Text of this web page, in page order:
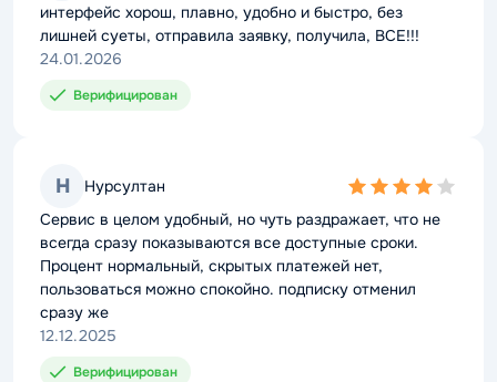
rating
интерфейс хорош, плавно, удобно и быстро, без
лишней суеты, отправила заявку, получила, ВСЕ!!!
24.01.2026
Верифицирован
Н Нурсултан
4,0
rating
Сервис в целом удобный, но чуть раздражает, что не
всегда сразу показываются все доступные сроки.
Процент нормальный, скрытых платежей нет,
пользоваться можно спокойно. подписку отменил
сразу же
12.12.2025
Верифицирован